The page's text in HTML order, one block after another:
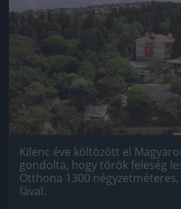
Kilenc éve költözött el
gondolta, hogy török feleség
Otthona 1300
fával.